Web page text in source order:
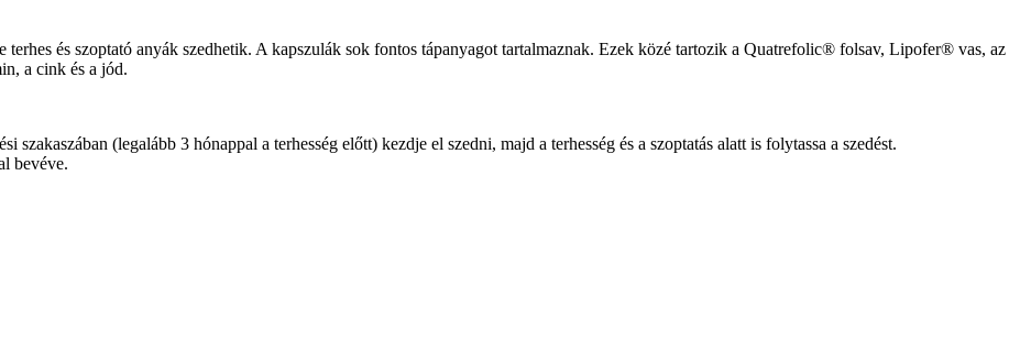
terhes és szoptató anyák szedhetik. A kapszulák sok fontos tápanyagot tartalmaznak. Ezek közé tartozik a Quatrefolic® folsav, Lipofer® vas, az
a cink és a jód.
szakaszában (legalább 3 hónappal a terhesség előtt) kezdje el szedni, majd a terhesség és a szoptatás alatt is folytassa a szedést.
bevéve.